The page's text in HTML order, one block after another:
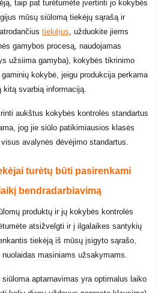
taip pat turėtumėte įvertinti jo kokybės
mūsų siūlomą tiekėjų sąrašą ir
tiekėjus, užduokite jiems
gamybos procesą, naudojamas
užsiima gamyba), kokybės tikrinimo
kokybė, jeigu produkcija perkama
kitą svarbią informaciją.
aukštus kokybės kontrolės standartus
jog jie siūlo patikimiausios klasės
avalynės dėvėjimo standartus.
turėtų būti pasirenkami
bendradarbiavimą
produktų ir jų kokybės kontrolės
atsižvelgti ir į ilgalaikes santykių
tiekėją iš mūsų įsigyto sąrašo,
masiniams užsakymams.
aptarnavimas yra optimalus laiko